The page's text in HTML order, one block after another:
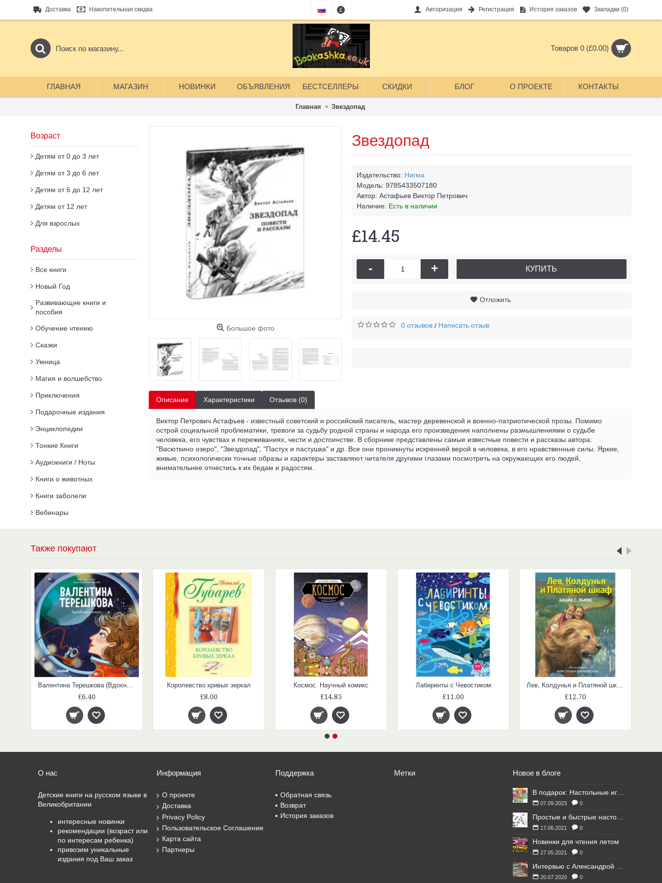
Доставка Накопительная скидка £ Авторизация Регистрация История заказов Закладки (0)
Товаров 0 (£0.00)
ГЛАВНАЯ МАГАЗИН НОВИНКИ ОБЪЯВЛЕНИЯ БЕСТСЕЛЛЕРЫ СКИДКИ БЛОГ О ПРОЕКТЕ КОНТАКТЫ
Главная Звездопад
Возраст
Детям от 0 до 3 лет
Детям от 3 до 6 лет
Детям от 6 до 12 лет
Детям от 12 лет
Для взрослых
Разделы
Все книги
Новый Год
Развивающие книги и
пособия
Обучение чтению
Сказки
Умница
Магия и волшебство
Приключения
Подарочные издания
Энциклопедии
Тонкие Книги
Аудиокниги / Ноты
Книги о животных
Книги заболели
Вебинары
Большое фото
Звездопад
Издательство: Нигма
Модель: 9785433507180
Автор: Астафьев Виктор Петрович
Наличие: Есть в наличии
£14.45
- + КУПИТЬ
Отложить
0 отзывов / Написать отзыв
Описание Характеристики Отзывов (0)
Виктор Петрович Астафьев - известный советский и российский писатель, мастер деревенской и военно-патриотической прозы. Помимо
острой социальной проблематики, тревоги за судьбу родной страны и народа его произведения наполнены размышлениями о судьбе
человека, его чувствах и переживаниях, чести и достоинстве. В сборнике представлены самые известные повести и рассказы автора:
"Васюткино озеро", "Звездопад", "Пастух и пастушка" и др. Все они проникнуты искренней верой в человека, в его нравственные силы. Яркие,
живые, психологически точные образы и характеры заставляют читателя другими глазами посмотреть на окружающих его людей,
внимательнее отнестись к их бедам и радостям.
Также покупают
Валентина Терешкова (Вдохновляющие истории)
£6.40
Королевство кривых зеркал
£8.00
Космос. Научный комикс
£14.85
Лабиринты с Чевостиком
£11.00
Лев, Колдунья и Платяной шкаф (ил. К. Бирмингема)
£12.70
О нас
Детские книги на русском языке в
Великобритании
интересные новинки
рекомендации (возраст или
по интересам ребенка)
привозим уникальные
издания под Ваш заказ
Информация
О проекте
Доставка
Privacy Policy
Пользовательское Соглашение
Карта сайта
Партнеры
Поддержка
Обратная связь
Возврат
История заказов
Метки Новое в блоге
07.09.2023 0
17.06.2021 0
Новинки для чтения летом
27.05.2021 0
20.07.2020 0